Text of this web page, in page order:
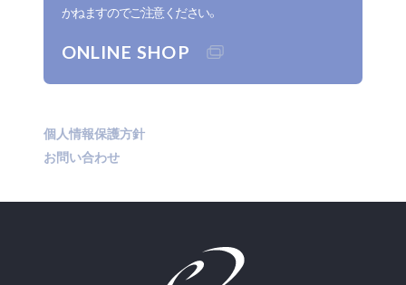
かねますのでご注意ください。
ONLINE SHOP
個人情報保護方針
お問い合わせ